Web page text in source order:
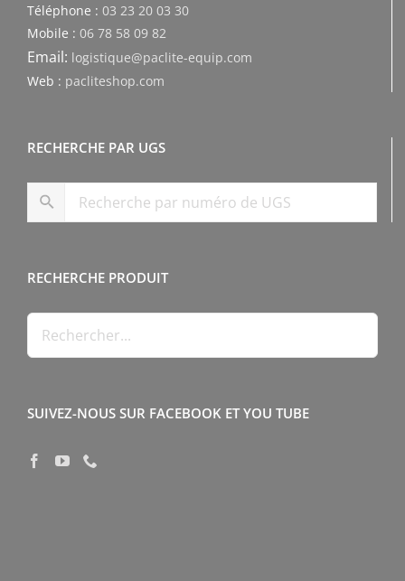
Téléphone : 03 23 20 03 30
Mobile : 06 78 58 09 82
Email: logistique@paclite-equip.com
Web : pacliteshop.com
RECHERCHE PAR UGS
RECHERCHE PRODUIT
SUIVEZ-NOUS SUR FACEBOOK ET YOU TUBE